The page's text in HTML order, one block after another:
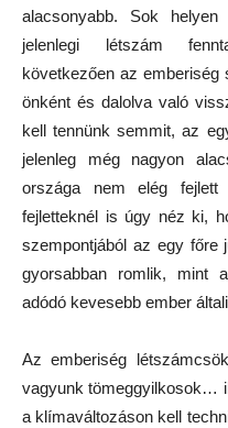
alacsonyabb. Sok
jelenlegi létszám
következően az emberiség
önként és dalolva való
kell tennünk semmit, az
jelenleg még nagyon
országa nem elég
fejletteknél is úgy néz ki,
szempontjából az egy főre
gyorsabban romlik, mint
adódó kevesebb ember
Az emberiség
vagyunk tömeggyilkosok…
a klímaváltozáson kell